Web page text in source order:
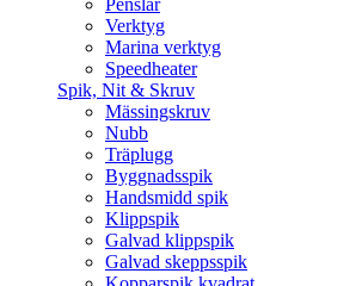
Penslar
Verktyg
Marina verktyg
Speedheater
Spik, Nit & Skruv
Mässingskruv
Nubb
Träplugg
Byggnadsspik
Handsmidd spik
Klippspik
Galvad klippspik
Galvad skeppsspik